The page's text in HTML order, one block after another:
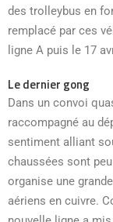
des trolleybus en
remplacé par ces
ligne A puis le 17
Le dernier gong
Dans un convoi
raccompagné au
sentiment alliant
chaussées sont peu
organise une
aériens en cuivre.